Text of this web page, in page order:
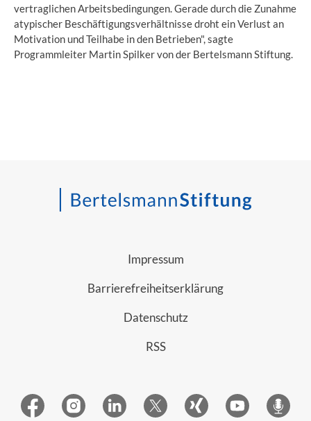
vertraglichen Arbeitsbedingungen. Gerade durch die Zunahme
atypischer Beschäftigungsverhältnisse droht ein Verlust an
Motivation und Teilhabe in den Betrieben", sagte
Programmleiter Martin Spilker von der Bertelsmann Stiftung.
Impressum
Barrierefreiheitserklärung
Datenschutz
RSS